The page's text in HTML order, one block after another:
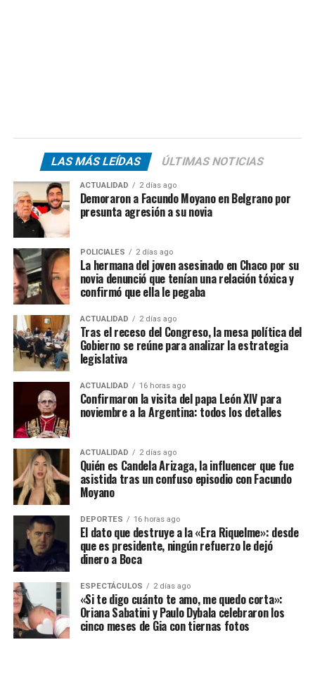
LAS MÁS LEÍDAS ÚLTIMAS NOTICIAS
ACTUALIDAD 2 días ago
Demoraron a Facundo Moyano en Belgrano por
presunta agresión a su novia
POLICIALES 2 días ago
La hermana del joven asesinado en Chaco por su
novia denunció que tenían una relación tóxica y
confirmó que ella le pegaba
ACTUALIDAD 2 días ago
Tras el receso del Congreso, la mesa política del
Gobierno se reúne para analizar la estrategia
legislativa
ACTUALIDAD 16 horas ago
Confirmaron la visita del papa León XIV para
noviembre a la Argentina: todos los detalles
ACTUALIDAD 2 días ago
Quién es Candela Arizaga, la influencer que fue
asistida tras un confuso episodio con Facundo
Moyano
DEPORTES 16 horas ago
El dato que destruye a la «Era Riquelme»: desde
que es presidente, ningún refuerzo le dejó
dinero a Boca
ESPECTÁCULOS 2 días ago
«Si te digo cuánto te amo, me quedo corta»:
Oriana Sabatini y Paulo Dybala celebraron los
cinco meses de Gia con tiernas fotos